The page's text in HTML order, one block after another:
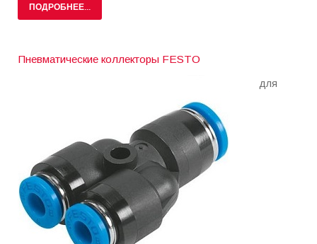
ПОДРОБНЕЕ...
Пневматические коллекторы FESTO
для